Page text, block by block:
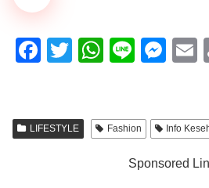
F
e
T
er
W
s
Li
M
e
g
LIFESTYLE Fashion Info
Sponsored